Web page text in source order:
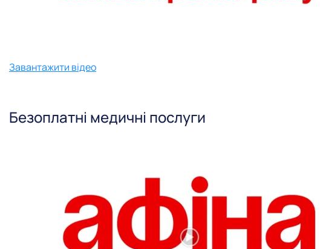
Завантажити відео
Безоплатні медичні послуги